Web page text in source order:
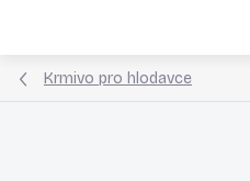
obsah
Krmivo pro hlodavce